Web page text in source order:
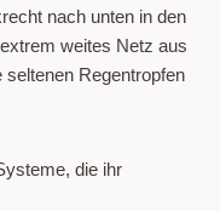
nach unten in den
weites Netz aus
Regentropfen
die ihr